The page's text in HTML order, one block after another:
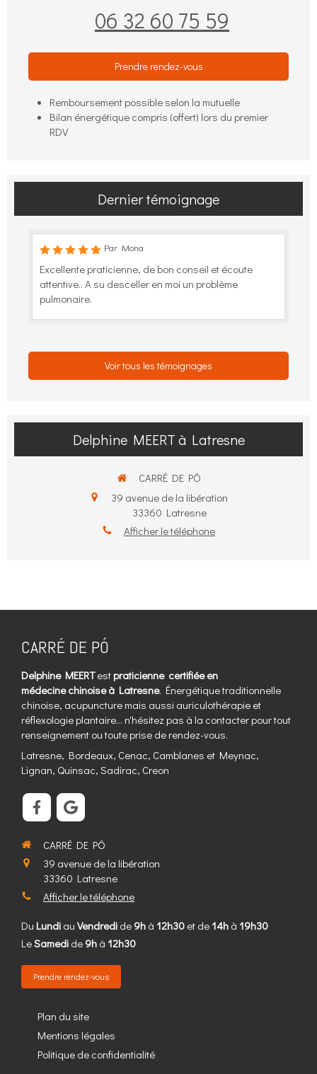
06 32 60 75 59
Prendre rendez-vous
Remboursement possible selon la mutuelle
Bilan énergétique compris (offert) lors du premier
RDV
Dernier témoignage
Par Mona
Excellente praticienne, de bon conseil et écoute
attentive.. A su desceller en moi un problème
pulmonaire.
Voir tous les témoignages
Delphine MEERT à Latresne
CARRÉ DE PÓ
39 avenue de la libération
33360 Latresne
Afficher le téléphone
CARRÉ DE PÓ
Delphine MEERTest praticienne certifiée en
médecine chinoise à Latresne. Énergétique traditionnelle
chinoise, acupuncture mais aussi auriculothérapie et
réflexologie plantaire... n'hésitez pas à la contacter pour tout
renseignement ou toute prise de rendez-vous.
Latresne, Bordeaux, Cenac, Camblanes et Meynac,
Lignan, Quinsac, Sadirac, Creon
CARRÉ DE PÓ
39 avenue de la libération
33360 Latresne
Afficher le téléphone
Du Lundi au Vendredi de 9h à 12h30 et de 14h à 19h30
LeSamedi de 9h à 12h30
Prendre rendez-vous
Plan du site
Mentions légales
Politique de confidentialité